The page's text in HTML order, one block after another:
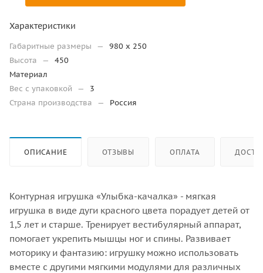
Характеристики
Габаритные размеры —
980 х 250
Высота
—
450
Материал
Вес с упаковкой
—
3
Страна производства
— Россия
ОПИСАНИЕ ОТЗЫВЫ ОПЛАТА
Контурная игрушка «Улыбка-качалка» - мягкая
игрушка в виде дуги красного цвета порадует детей от
1,5 лет и старше. Тренирует вестибулярный аппарат,
помогает укрепить мышцы ног и спины. Развивает
моторику и фантазию: игрушку можно использовать
вместе с другими мягкими модулями для различных